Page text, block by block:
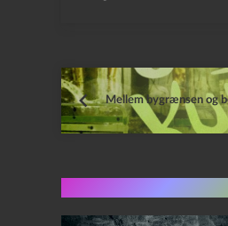
Mellem bygrænsen og